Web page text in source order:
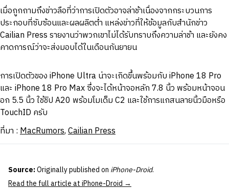
เมื่อถูกถามถึงข่าวลือที่ว่าการเปิดตัวอาจล่าช้าเนื่องจากกระบวนการ
ประกอบที่ซับซ้อนและผลผลิตต่ำ แหล่งข่าวที่ให้ข้อมูลกับสำนักข่าว
Cailian Press รายงานว่าพวกเขาไม่ได้รับทราบถึงความล่าช้า และยังคง
คาดการณ์ว่าจะส่งมอบได้ในเดือนกันยายน
การเปิดตัวของ iPhone Ultra น่าจะเกิดขึ้นพร้อมกับ iPhone 18 Pro
และ iPhone 18 Pro Max ซึ่งจะได้หน้าจอหลัก 7.8 นิ้ว พร้อมหน้าจอน
อก 5.5 นิ้ว ใช้ชิป A20 พร้อมโมเด็ม C2 และใช้การแกสนลายนิ้วมือหรือ
TouchID ครับ
ที่่มา :MacRumors,Cailian Press
Source:Originally published on iPhone-Droid.
Read the full article at iPhone-Droid →